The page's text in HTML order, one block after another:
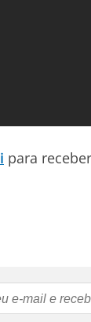
para